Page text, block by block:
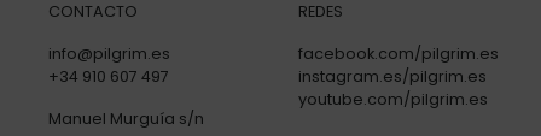
CONTACTO
info@pilgrim.es
+34 910 607 497
Manuel Murguía s/n
REDES
facebook.com/pilgrim.es
instagram.es/pilgrim.es
youtube.com/pilgrim.es